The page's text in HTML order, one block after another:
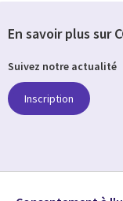
En savoir plus sur
Suivez notre actualité
Inscription